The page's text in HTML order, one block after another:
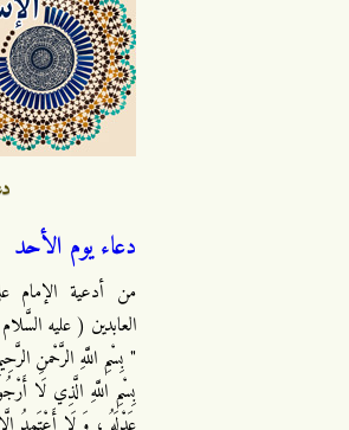
دعاء يوم الأحد
من أدعية الإمام
العابدين ( عليه
" بِسْمِ اللَّهِ الرَّحْمنِ
بِسْمِ اللَّهِ الَّذِي لَا